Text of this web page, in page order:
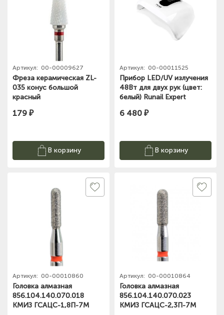
Артикул: 00-00009627
Фреза керамическая ZL-
035 конус большой
красный
179 ₽
В корзину
Артикул: 00-00011525
Прибор LED/UV излучения
48Вт для двух рук (цвет:
белый) Runail Expert
6 480 ₽
В корзину
Артикул: 00-00010860
Головка алмазная
856.104.140.070.018
КМИЗ ГСАЦС-1,8П-7М
Артикул: 00-00010864
Головка алмазная
856.104.140.070.023
КМИЗ ГСАЦС-2,3П-7М